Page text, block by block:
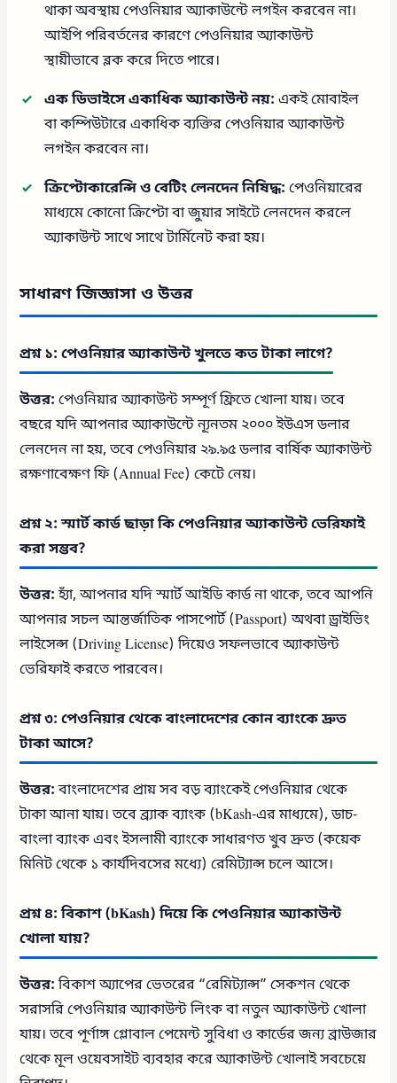
থাকা অবস্থায় পেওনিয়ার অ্যাকাউন্টে লগইন করবেন না।
আইপি পরিবর্তনের কারণে পেওনিয়ার অ্যাকাউন্ট
স্থায়ীভাবে ব্লক করে দিতে পারে।
এক ডিভাইসে একাধিক অ্যাকাউন্ট নয়: একই মোবাইল
বা কম্পিউটারে একাধিক ব্যক্তির পেওনিয়ার অ্যাকাউন্ট
লগইন করবেন না।
ক্রিপ্টোকারেন্সি ও বেটিং লেনদেন নিষিদ্ধ: পেওনিয়ারের
মাধ্যমে কোনো ক্রিপ্টো বা জুয়ার সাইটে লেনদেন করলে
অ্যাকাউন্ট সাথে সাথে টার্মিনেট করা হয়।
সাধারণ জিজ্ঞাসা ও উত্তর
প্রশ্ন ১: পেওনিয়ার অ্যাকাউন্ট খুলতে কত টাকা লাগে?
উত্তর: পেওনিয়ার অ্যাকাউন্ট সম্পূর্ণ ফ্রিতে খোলা যায়। তবে
বছরে যদি আপনার অ্যাকাউন্টে ন্যূনতম ২০০০ ইউএস ডলার
লেনদেন না হয়, তবে পেওনিয়ার ২৯.৯৫ ডলার বার্ষিক অ্যাকাউন্ট
রক্ষণাবেক্ষণ ফি (Annual Fee) কেটে নেয়।
প্রশ্ন ২: স্মার্ট কার্ড ছাড়া কি পেওনিয়ার অ্যাকাউন্ট ভেরিফাই
করা সম্ভব?
উত্তর:হ্যাঁ, আপনার যদি স্মার্ট আইডি কার্ড না থাকে, তবে আপনি
আপনার সচল আন্তর্জাতিক পাসপোর্ট (Passport) অথবা ড্রাইভিং
লাইসেন্স (Driving License) দিয়েও সফলভাবে অ্যাকাউন্ট
ভেরিফাই করতে পারবেন।
প্রশ্ন ৩: পেওনিয়ার থেকে বাংলাদেশের কোন ব্যাংকে দ্রুত
টাকা আসে?
উত্তর:বাংলাদেশের প্রায় সব বড় ব্যাংকেই পেওনিয়ার থেকে
টাকা আনা যায়। তবে ব্র্যাক ব্যাংক (bKash-এর মাধ্যমে), ডাচ-
বাংলা ব্যাংক এবং ইসলামী ব্যাংকে সাধারণত খুব দ্রুত (কয়েক
মিনিট থেকে ১ কার্যদিবসের মধ্যে) রেমিট্যান্স চলে আসে।
প্রশ্ন ৪: বিকাশ (bKash) দিয়ে কি পেওনিয়ার অ্যাকাউন্ট
খোলা যায়?
উত্তর:বিকাশ অ্যাপের ভেতরের “রেমিট্যান্স” সেকশন থেকে
সরাসরি পেওনিয়ার অ্যাকাউন্ট লিংক বা নতুন অ্যাকাউন্ট খোলা
যায়। তবে পূর্ণাঙ্গ গ্লোবাল পেমেন্ট সুবিধা ও কার্ডের জন্য ব্রাউজার
থেকে মূল ওয়েবসাইট ব্যবহার করে অ্যাকাউন্ট খোলাই সবচেয়ে